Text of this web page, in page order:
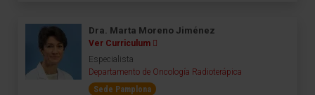
Dra. Marta Moreno Jiménez
Ver Curriculum
Especialista
Departamento de Oncología Radioterápica
Sede Pamplona